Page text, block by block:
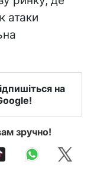
атаки
на
зручно!